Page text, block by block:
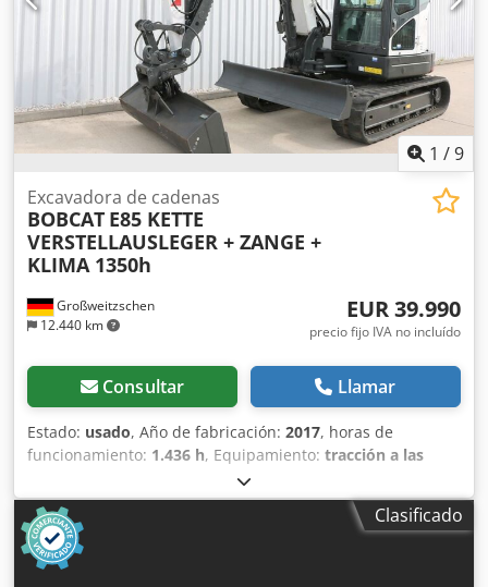
1 /9
Großweitzschen
12.440 km
Excavadora de cadenas
BOBCAT E85 KETTE
VERSTELLAUSLEGER + ZANGE +
KLIMA 1350h
EUR 39.990
precio fijo IVA no incluído
Consultar Llamar
Estado: usado, Año de fabricación: 2017, horas de
funcionamiento: 1.436 h, Equipamiento: tracción a las
, Ofrecemos una máquina E85 poco común,
no procedente de una empresa de construcción pequeña,
con aire acondicionado. Dwodezr Avvspfx Abuea * BRAZO
EXTENDIBLE con PINZA/DEDO * Pala hidráulica para
excavación, disponible como opción, en stock con un
Clasificado